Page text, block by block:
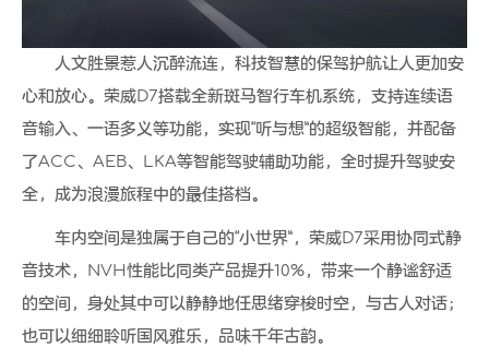
人文胜景惹人沉醉流连，科技智慧的保驾护航让人更加安
心和放心。荣威D7搭载全新斑马智行车机系统，支持连续语
音输入、一语多义等功能，实现“听与想”的超级智能，并配备
了ACC、AEB、LKA等智能驾驶辅助功能，全时提升驾驶安
全，成为浪漫旅程中的最佳搭档。
车内空间是独属于自己的“小世界”，荣威D7采用协同式静
音技术，NVH性能比同类产品提升10%，带来一个静谧舒适
的空间，身处其中可以静静地任思绪穿梭时空，与古人对话；
也可以细细聆听国风雅乐，品味千年古韵。